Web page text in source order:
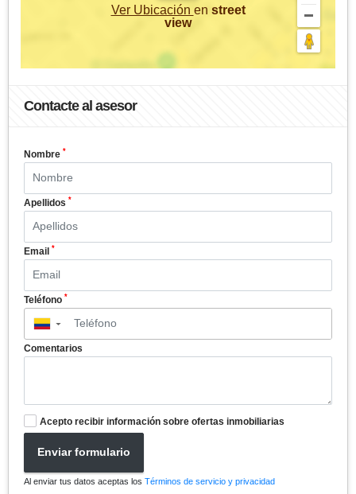
Ver Ubicación en street
view
Contacte al asesor
Nombre *
Apellidos *
Email *
Teléfono *
▼
Comentarios
Acepto recibir información sobre ofertas inmobiliarias
Enviar formulario
Al enviar tus datos aceptas los Términos de servicio y privacidad